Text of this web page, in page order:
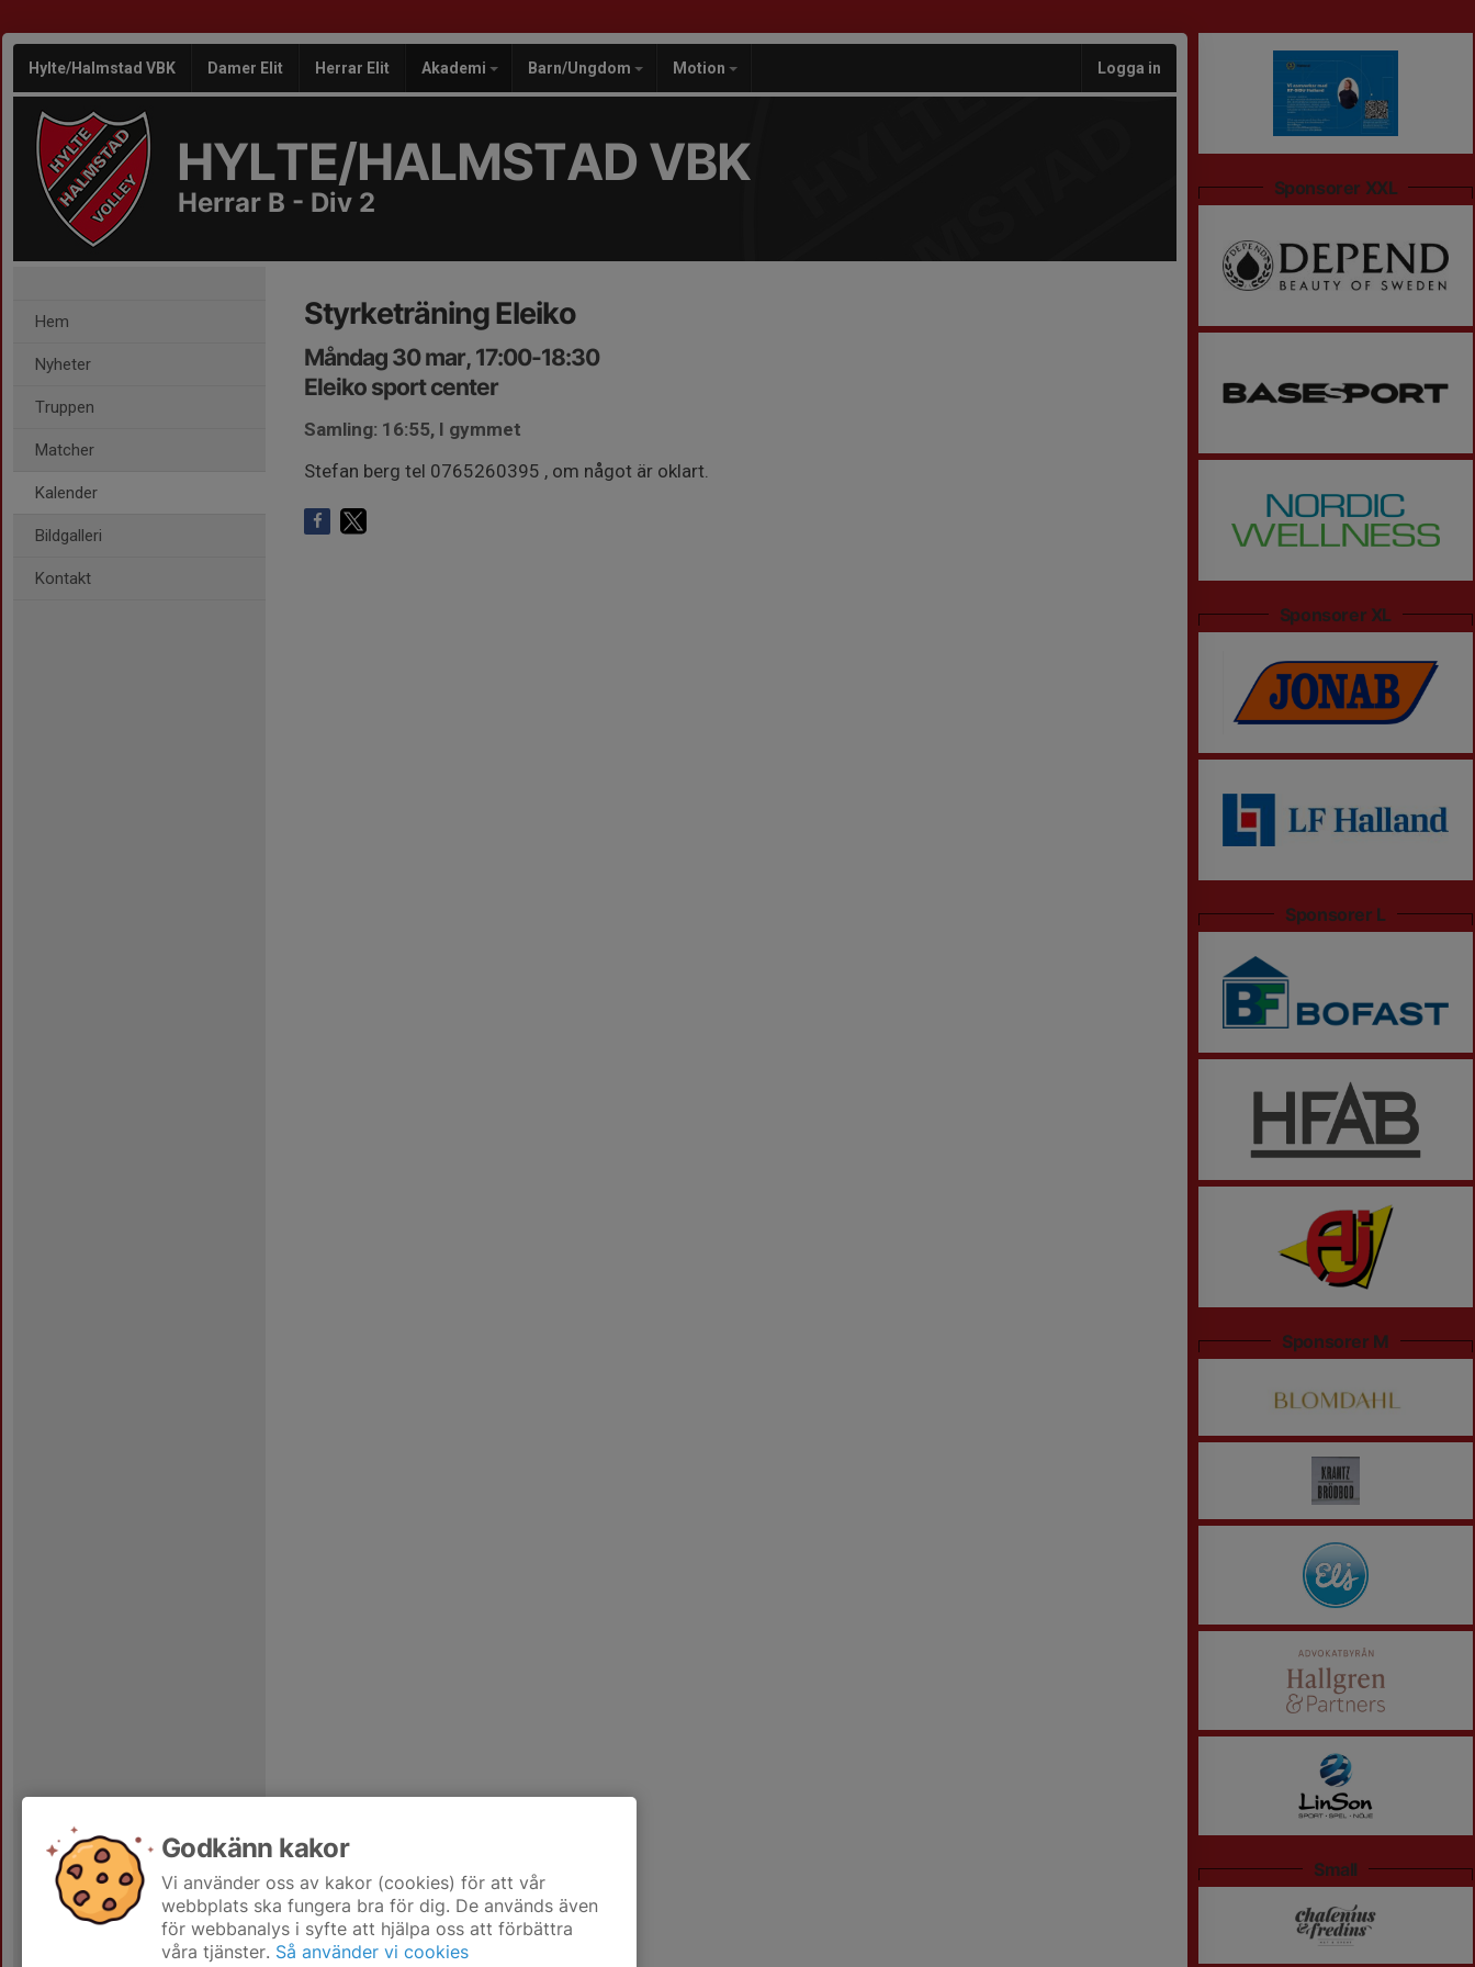
Hylte/Halmstad VBK Damer Elit Herrar Elit Akademi Barn/Ungdom Motion Logga in
HYLTE/HALMSTAD VBK
Herrar B - Div 2
Hem
Nyheter
Truppen
Matcher
Kalender
Bildgalleri
Kontakt
Styrketräning Eleiko
Måndag 30 mar, 17:00-18:30
Eleiko sport center
Samling: 16:55, I gymmet
Stefan berg tel 0765260395 , om något är oklart.
Sponsorer XXL
Sponsorer XL
Sponsorer L
Sponsorer M
Small
Godkänn kakor
Vi använder oss av kakor (cookies) för att vår
webbplats ska fungera bra för dig. De används även
för webbanalys i syfte att hjälpa oss att förbättra
våra tjänster. Så använder vi cookies